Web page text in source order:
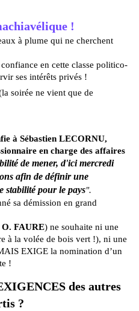
!
à plume qui ne cherchent
en cette classe politico-
ses intérêts privés !
soirée ne vient que de
à Sébastien LECORNU,
en charge des affaires
de mener, d'ici mercredi
afin de définir une
stabilité pour le pays".
sa démission en grand
FAURE) ne souhaite ni une
à la volée de bois vert !), ni une
EXIGE la nomination d’un
!
des autres
?